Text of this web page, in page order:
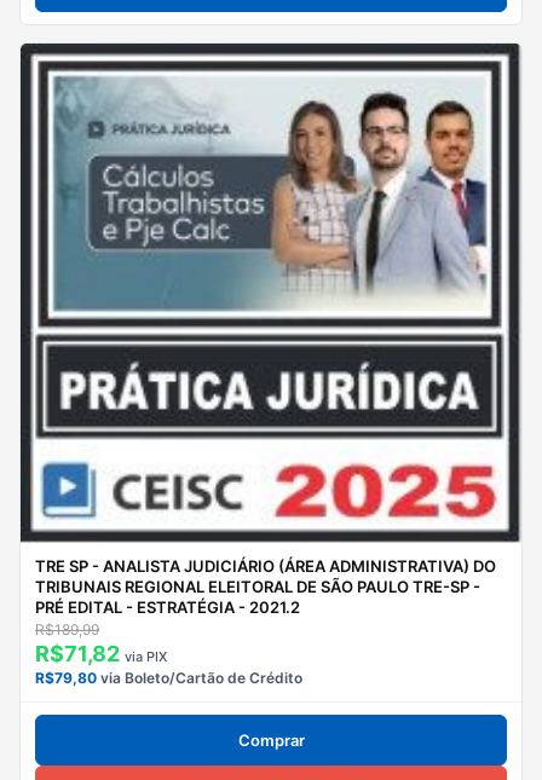
TRE SP - ANALISTA JUDICIÁRIO (ÁREA ADMINISTRATIVA) DO
TRIBUNAIS REGIONAL ELEITORAL DE SÃO PAULO TRE-SP -
PRÉ EDITAL - ESTRATÉGIA - 2021.2
R$189,99
R$71,82 via PIX
R$79,80 via Boleto/Cartão de Crédito
Comprar